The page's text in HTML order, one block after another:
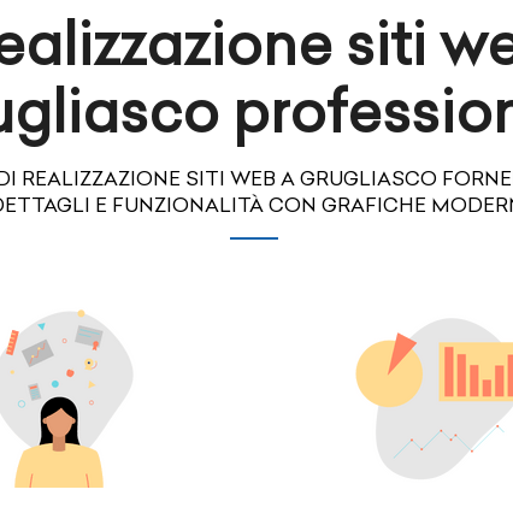
siti
REALIZZAZIONE SITI WEB A GRUGLIASCO
E FUNZIONALITÀ CON GRAFICHE